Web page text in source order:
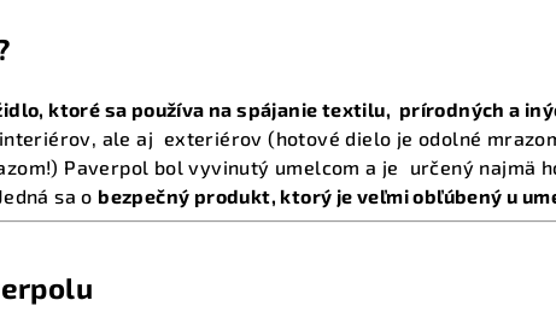
ktoré sa používa na spájanie textilu, prírodných a
ale aj exteriérov (hotové dielo je odolné
Paverpol bol vyvinutý umelcom a je určený najmä
Jedná sa o bezpečný produkt, ktorý je veľmi obľúbený u